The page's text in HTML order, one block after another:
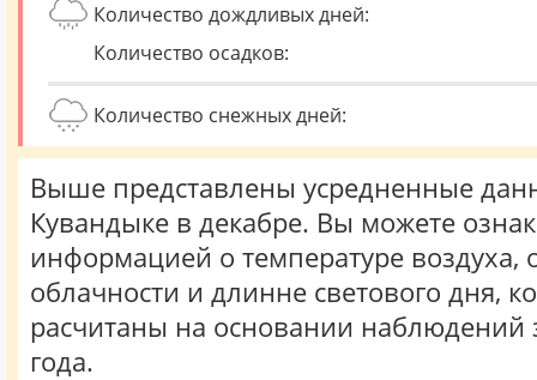
Количество дождливых дней:
Количество осадков:
Количество снежных дней:
Выше представлены усредненные
Кувандыке в декабре. Вы можете
информацией о температуре воздуха,
облачности и длинне светового дня,
расчитаны на основании наблюдений
года.